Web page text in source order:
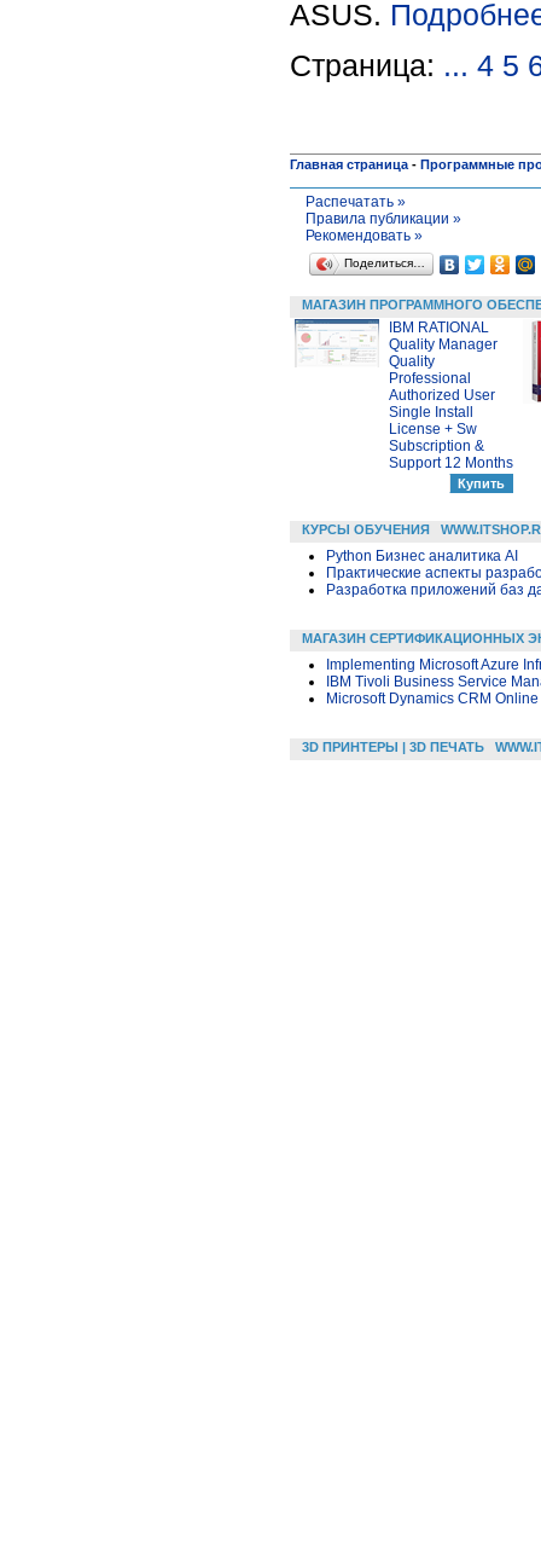
ASUS.
Страница: ... 4 5
Главная страница - Программные
Распечатать »
Правила публикации »
Рекомендовать »
Поделиться…
МАГАЗИН ПРОГРАММНОГО
IBM RATIONAL
Quality Manager
Quality
Professional
Authorized User
Single Install
License + Sw
Subscription &
Support 12 Months
КУРСЫ ОБУЧЕНИЯ
Python Бизнес аналитика AI
Практические аспекты
Разработка приложений баз
МАГАЗИН СЕРТИФИКАЦИОННЫХ
Implementing Microsoft Azure
IBM Tivoli Business Service
Microsoft Dynamics CRM
3D ПРИНТЕРЫ | 3D ПЕЧАТЬ